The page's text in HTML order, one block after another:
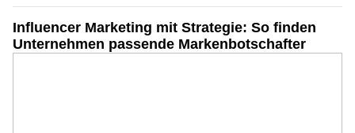
Influencer Marketing mit Strategie: So finden
Unternehmen passende Markenbotschafter